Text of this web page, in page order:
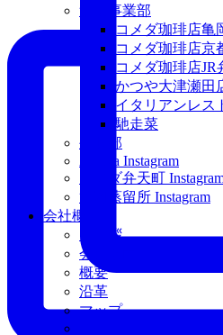
飲食事業部
コメダ珈琲店亀
コメダ珈琲店京
コメダ珈琲店JR
かつや大津瀬田
イタリアンレス
馳走菜
外販部
Azarea Instagram
コメダ弁天町
亀岡蒸留所 Instagram
会社概要
ご挨拶
会社案内
概要
沿革
マップ